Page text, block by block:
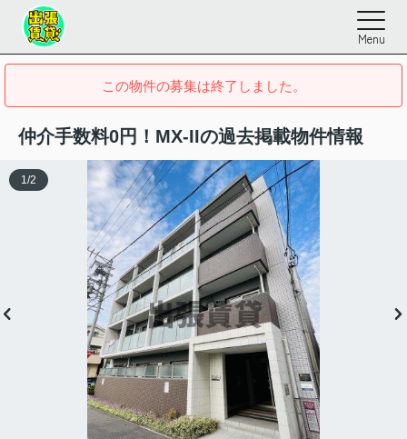
Menu
この物件の募集は終了しました。
仲介手数料0円！MX-IIの過去掲載物件情報
1 /2